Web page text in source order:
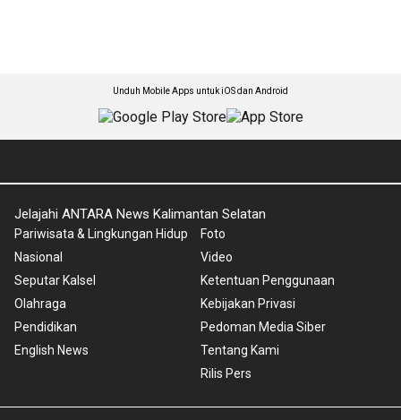
Unduh Mobile Apps untuk iOS dan Android
Jelajahi ANTARA News Kalimantan Selatan
Pariwisata & Lingkungan Hidup
Nasional
Seputar Kalsel
Olahraga
Pendidikan
English News
Foto
Video
Ketentuan Penggunaan
Kebijakan Privasi
Pedoman Media Siber
Tentang Kami
Rilis Pers